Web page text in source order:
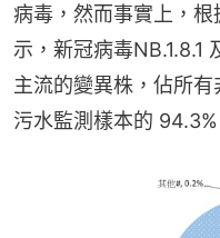
病毒，然而事實上，
示，新冠病毒NB.1.8.1
主流的變異株，佔所
污水監測樣本的 94.3%